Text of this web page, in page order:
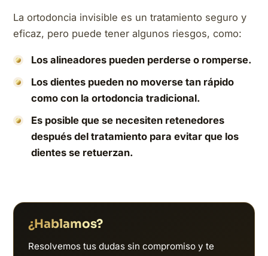
La ortodoncia invisible es un tratamiento seguro y
eficaz, pero puede tener algunos riesgos, como:
Los alineadores pueden perderse o romperse.
Los dientes pueden no moverse tan rápido
como con la ortodoncia tradicional.
Es posible que se necesiten retenedores
después del tratamiento para evitar que los
dientes se retuerzan.
¿Hablamos?
Resolvemos tus dudas sin compromiso y te